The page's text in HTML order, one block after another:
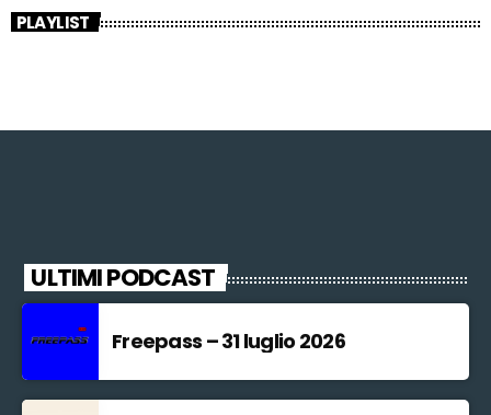
PLAYLIST
ULTIMI PODCAST
Freepass – 31 luglio 2026